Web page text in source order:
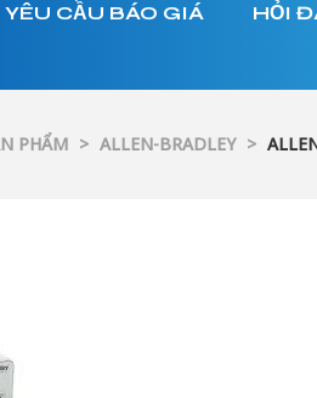
YÊU CẦU BÁO GIÁ HỎI
PHẨM > ALLEN-BRADLEY >